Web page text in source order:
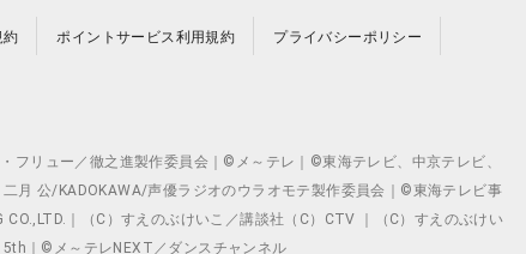
約 ポイントサービス利用規約 プライバシーポリシー
リュー／徹之進製作委員会｜©メ～テレ｜©東海テレビ、中京テレビ、
月 公/KADOKAWA/声優ラジオのウラオモテ製作委員会｜©東海テレビ事
｜（C）すえのぶけいこ／講談社（C）CTV ｜（C）すえのぶけい
｜©メ～テレNEXT／ダンスチャンネル